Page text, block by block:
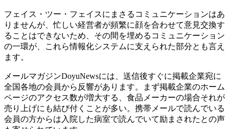
フェイス・ツー・フェイスにまさるコミュニケーションはあ
りませんが、忙しい経営者が頻繁に顔を合わせて意見交換す
ることはできないため、その間を埋めるコミュニケーション
の一環が、これら情報化システムに支えられた部分とも言え
ます。
メールマガジンDoyuNewsには、送信後すぐに掲載企業宛に
全国各地の会員から反響があります。まず掲載企業のホーム
ページのアクセス数が増大する、食品メーカーの場合それが
売り上げにも結び付くことが多い。携帯メールで読んでいる
会員の方からは入院した病室で読んでいて励まされたとの声